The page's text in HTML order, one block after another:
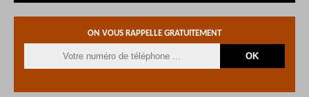
ON VOUS RAPPELLE GRATUITEMENT